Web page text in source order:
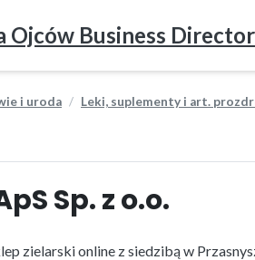
Ojców Business
i uroda Leki, suplementy i art.
Sp. z o.o.
zielarski online z siedzibą w